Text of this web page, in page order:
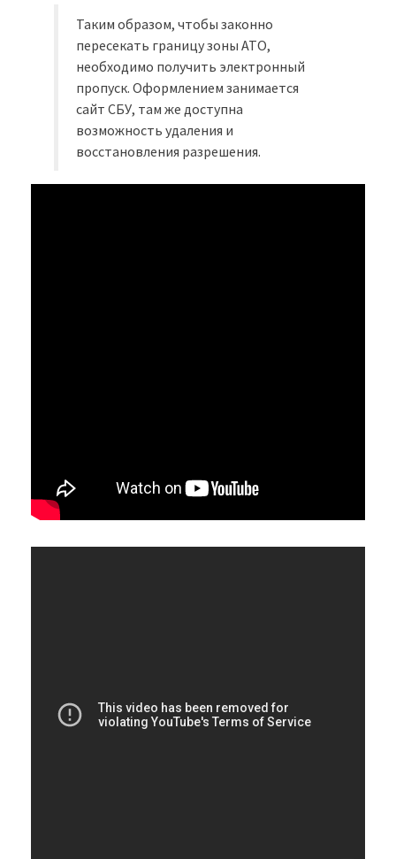
Таким образом, чтобы законно
пересекать границу зоны АТО,
необходимо получить электронный
пропуск. Оформлением занимается
сайт СБУ, там же доступна
возможность удаления и
восстановления разрешения.